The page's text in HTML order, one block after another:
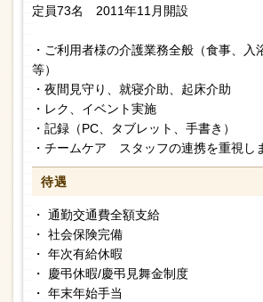
定員73名 2011年11月開設
・ご利用者様の介護業務全般（食事、入
等）
・夜間見守り、就寝介助、起床介助
・レク、イベント実施
・記録（PC、タブレット、手書き）
・チームケア スタッフの連携を重視し
待遇
・ 通勤交通費全額支給
・ 社会保険完備
・ 年次有給休暇
・ 慶弔休暇/慶弔見舞金制度
・ 年末年始手当